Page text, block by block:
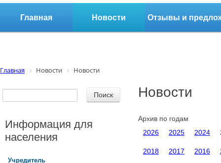
Главная Новости Отзывы и
Главная Новости Новости
Новости
Архив по годам
2026
2025 2024
2018 2017 2016
Информация для
населения
Учредитель